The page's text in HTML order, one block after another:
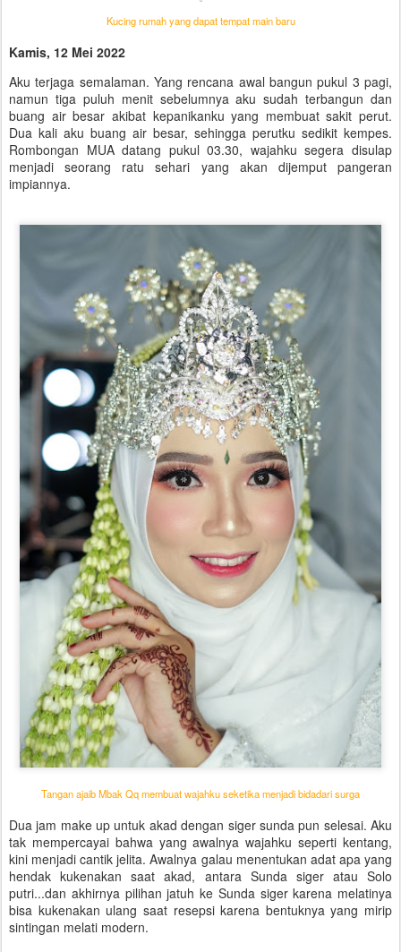
Kucing rumah yang dapat tempat main baru
Kamis, 12 Mei 2022
Aku terjaga semalaman. Yang rencana awal bangun pukul 3 pagi,
namun tiga puluh menit sebelumnya aku sudah terbangun dan
buang air besar akibat kepanikanku yang membuat sakit perut.
Dua kali aku buang air besar, sehingga perutku sedikit kempes.
Rombongan MUA datang pukul 03.30, wajahku segera disulap
menjadi seorang ratu sehari yang akan dijemput pangeran
impiannya.
Tangan ajaib Mbak Qq membuat wajahku seketika menjadi bidadari surga
Dua jam make up untuk akad dengan siger sunda pun selesai. Aku
tak mempercayai bahwa yang awalnya wajahku seperti kentang,
kini menjadi cantik jelita. Awalnya galau menentukan adat apa yang
hendak kukenakan saat akad, antara Sunda siger atau Solo
putri...dan akhirnya pilihan jatuh ke Sunda siger karena melatinya
bisa kukenakan ulang saat resepsi karena bentuknya yang mirip
sintingan melati modern.